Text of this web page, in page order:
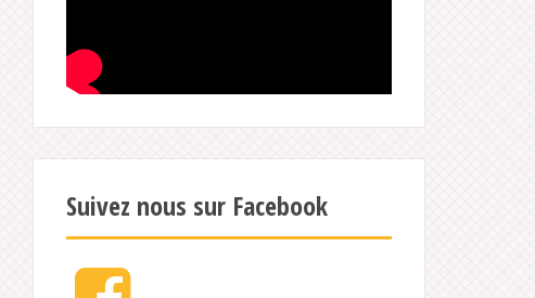
Suivez nous sur Facebook
Facebook